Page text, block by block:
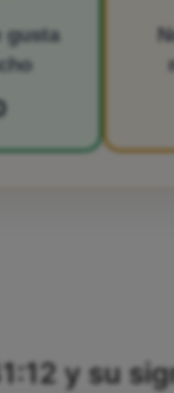
gusta
y su